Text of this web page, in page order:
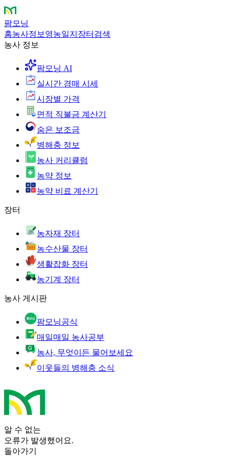
팜모닝
홈농사정보 영농일지 장터 검색
농사 정보
팜모닝 AI
실시간 경매 시세
시장별 가격
면적 직불금 계산기
숨은 보조금
병해충 정보
농사 커리큘럼
농약 정보
농약 비료 계산기
장터
농자재 장터
농수산물 장터
생활잡화 장터
농기계 장터
농사 게시판
팜모닝공식
매일매일 농사공부
농사, 무엇이든 물어보세요
이웃들의 병해충 소식
알 수 없는
오류가 발생했어요.
돌아가기